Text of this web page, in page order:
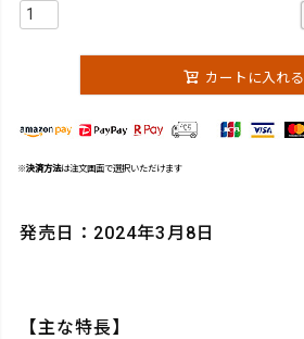
カートに入れる
※決済方法は注文画面で選択いただけます
発売日：2024年3月8日
【主な特長】